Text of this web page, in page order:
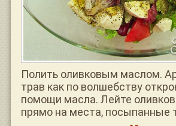
Полить оливковым маслом.
трав как по волшебству
помощи масла. Лейте
прямо на места, посыпанные